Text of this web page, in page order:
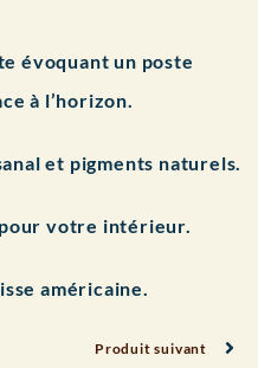
évoquant un poste
à l’horizon.
et pigments naturels.
votre intérieur.
américaine.
Produit suivant